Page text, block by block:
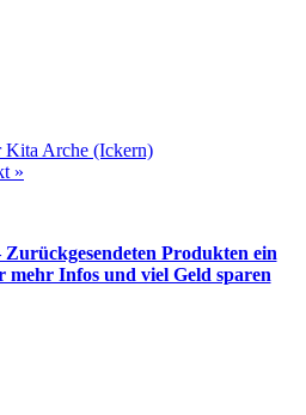
Kita Arche (Ickern)
»
Produkten ein
mehr Infos und viel Geld sparen